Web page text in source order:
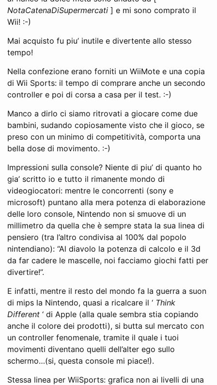
NotaCatenaDiSupermercati ] e mi sono comprato il
Wii! :-)
Mai acquisto fu piu’ inutile e divertente allo stesso
tempo!
Nella confezione erano forniti un WiiMote e una copia
di Wii Sports: il tempo di comprare anche un secondo
controller e poi di corsa a casa per il test. :-)
Manco a dirlo ci siamo ritrovati a giocare come due
bambini, sudando copiosamente visto che il gioco, se
preso con un minimo di competitività, comporta una
bella dose di movimento. :-)
Impressioni sulla console? Niente di piu’ di quanto ho
gia’ scritto io e tutto il rimanente mondo di
videogiocatori: mentre le concorrenti (sony e
microsoft) puntano alla mera potenza di elaborazione
delle loro console, Nintendo non si smuove di un
millimetro da quella che è sempre stata la sua linea di
pensiero (tra l’altro condivisa al 100% dal popolo
nintendiano): “Al diavolo la potenza di calcolo e il 3d
da far cadere le mascelle, noi facciamo giochi fatti per
divertire!”.
E infatti, mentre il resto del mondo fa la guerra a suon
di mips la Nintendo, quasi a ricalcare il ‘ Think
Different ‘ di Apple (alla quale sembra stia copiando
anche il colore dei prodotti), si butta sul mercato con
un controller fenomenale, tramite il quale i tuoi
movimenti diventano quelli dell’alter ego sullo
schermo…(si, questa console mi piace!).
Stessa linea per WiiSports: grafica non ai livelli di una